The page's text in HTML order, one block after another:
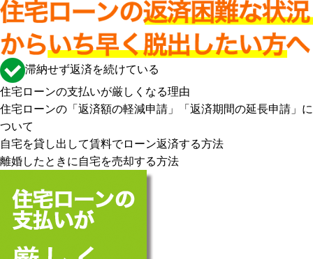
滞納せず返済を続けている
住宅ローンの支払いが厳しくなる理由
住宅ローンの「返済額の軽減申請」「返済期間の延長申請」に
ついて
自宅を貸し出して賃料でローン返済する方法
離婚したときに自宅を売却する方法